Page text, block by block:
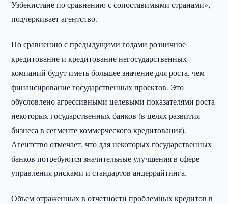
Узбекистане по сравнению с сопоставимыми странами», -
подчеркивает агентство.
По сравнению с предыдущими годами розничное
кредитование и кредитование негосударственных
компаний будут иметь большее значение для роста, чем
финансирование государственных проектов. Это
обусловлено агрессивными целевыми показателями роста
некоторых государственных банков (в целях развития
бизнеса в сегменте коммерческого кредитования).
Агентство отмечает, что для некоторых государственных
банков потребуются значительные улучшения в сфере
управления рисками и стандартов андеррайтинга.
Объем отраженных в отчетности проблемных кредитов в